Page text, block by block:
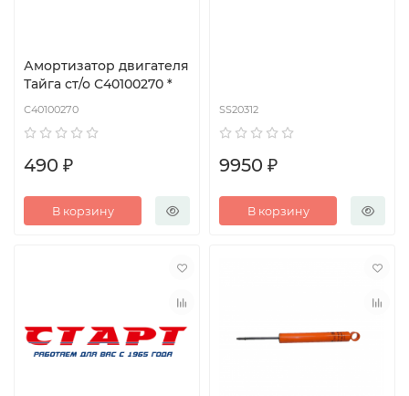
Амортизатор двигателя
Тайга ст/о С40100270 *
С40100270
490 ₽
В корзину
SS20312
9950 ₽
В корзину